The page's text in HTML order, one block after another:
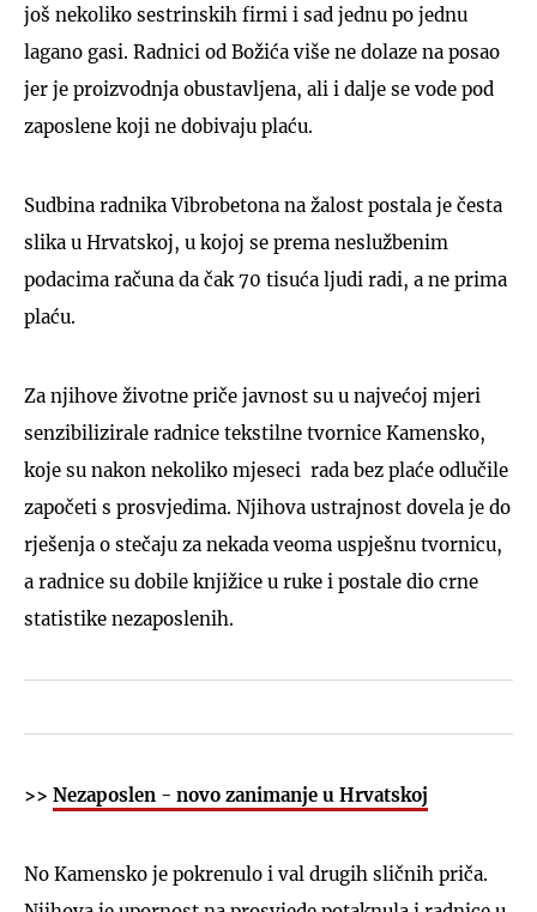
još nekoliko sestrinskih firmi i sad jednu po jednu
lagano gasi. Radnici od Božića više ne dolaze na posao
jer je proizvodnja obustavljena, ali i dalje se vode pod
zaposlene koji ne dobivaju plaću.
Sudbina radnika Vibrobetona na žalost postala je česta
slika u Hrvatskoj, u kojoj se prema neslužbenim
podacima računa da čak 70 tisuća ljudi radi, a ne prima
plaću.
Za njihove životne priče javnost su u najvećoj mjeri
senzibilizirale radnice tekstilne tvornice Kamensko,
koje su nakon nekoliko mjeseci rada bez plaće odlučile
započeti s prosvjedima. Njihova ustrajnost dovela je do
rješenja o stečaju za nekada veoma uspješnu tvornicu,
a radnice su dobile knjižice u ruke i postale dio crne
statistike nezaposlenih.
>> Nezaposlen - novo zanimanje u Hrvatskoj
No Kamensko je pokrenulo i val drugih sličnih priča.